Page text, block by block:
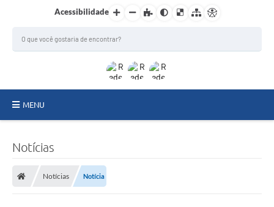
Acessibilidade
MENU
Meio Ambiente
Notícias
Notícias Notícia